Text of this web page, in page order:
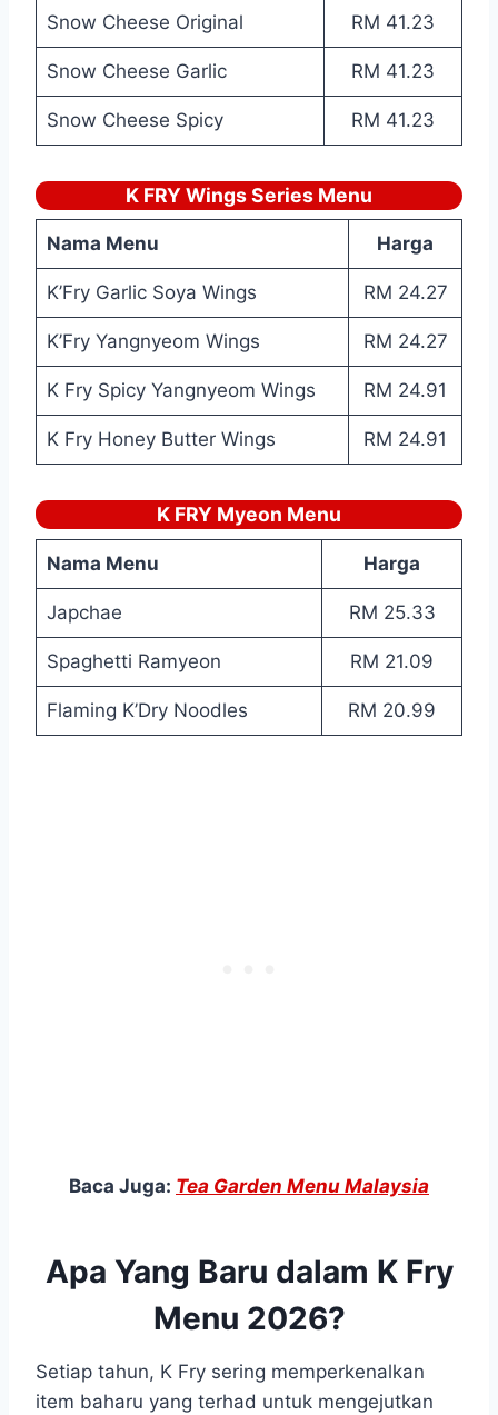
Snow Cheese Original RM 41.23
Snow Cheese Garlic RM 41.23
Snow Cheese Spicy RM 41.23
K FRY Wings Series Menu
Nama Menu Harga
K’Fry Garlic Soya Wings RM 24.27
K’Fry Yangnyeom Wings RM 24.27
K Fry Spicy Yangnyeom Wings RM 24.91
K Fry Honey Butter Wings RM 24.91
K FRY Myeon Menu
Nama Menu Harga
Japchae RM 25.33
Spaghetti Ramyeon RM 21.09
Flaming K’Dry Noodles RM 20.99
Baca Juga: Tea Garden Menu Malaysia
Apa Yang Baru dalam K Fry
Menu 2026?
Setiap tahun, K Fry sering memperkenalkan
item baharu yang terhad untuk mengejutkan